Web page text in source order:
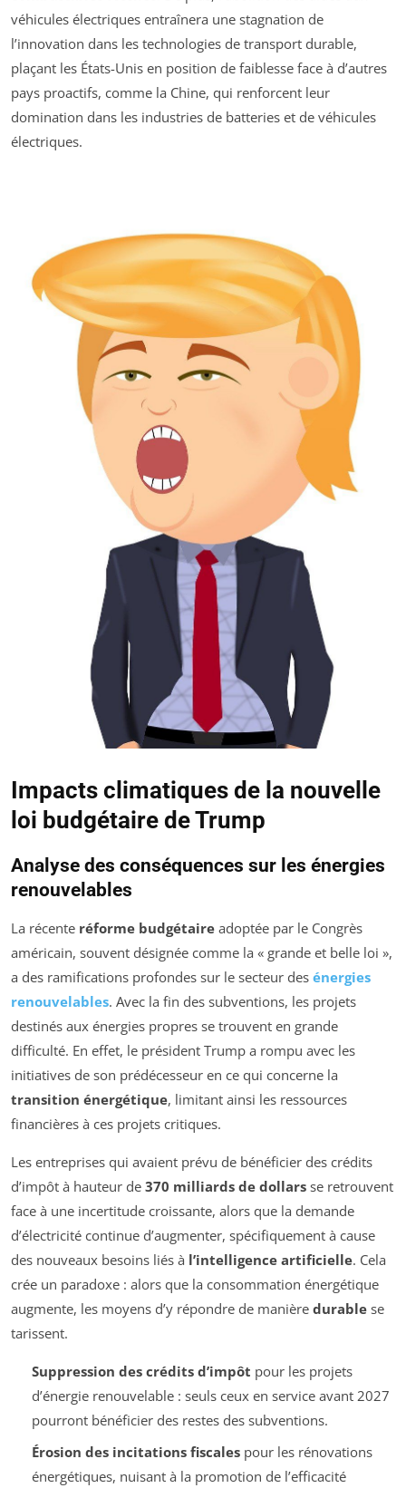
véhicules électriques entraînera une stagnation de
l’innovation dans les technologies de transport durable,
plaçant les États-Unis en position de faiblesse face à d’autres
pays proactifs, comme la Chine, qui renforcent leur
domination dans les industries de batteries et de véhicules
électriques.
Impacts climatiques de la nouvelle
loi budgétaire de Trump
Analyse des conséquences sur les énergies
renouvelables
La récente réforme budgétaire adoptée par le Congrès
américain, souvent désignée comme la « grande et belle loi »,
a des ramifications profondes sur le secteur des énergies
renouvelables. Avec la fin des subventions, les projets
destinés aux énergies propres se trouvent en grande
difficulté. En effet, le président Trump a rompu avec les
initiatives de son prédécesseur en ce qui concerne la
transition énergétique, limitant ainsi les ressources
financières à ces projets critiques.
Les entreprises qui avaient prévu de bénéficier des crédits
d’impôt à hauteur de 370 milliards de dollars se retrouvent
face à une incertitude croissante, alors que la demande
d’électricité continue d’augmenter, spécifiquement à cause
des nouveaux besoins liés à l’intelligence artificielle. Cela
crée un paradoxe : alors que la consommation énergétique
augmente, les moyens d’y répondre de manière durable se
tarissent.
Suppression des crédits d’impôt pour les projets
d’énergie renouvelable : seuls ceux en service avant 2027
pourront bénéficier des restes des subventions.
Érosion des incitations fiscalespour les rénovations
énergétiques, nuisant à la promotion de l’efficacité